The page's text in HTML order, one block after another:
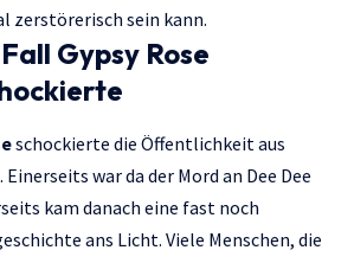
zerstörerisch sein kann.
Gypsy Rose
schockierte die Öffentlichkeit aus
war da der Mord an Dee Dee
kam danach eine fast noch
ans Licht. Viele Menschen, die